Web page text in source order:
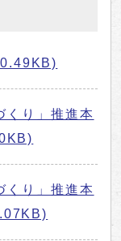
り」推進本
り」推進本